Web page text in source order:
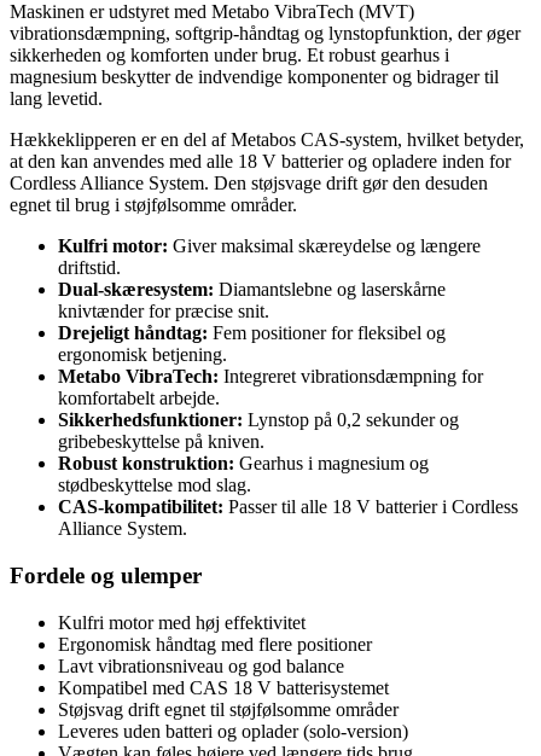
Maskinen er udstyret med Metabo VibraTech (MVT)
vibrationsdæmpning, softgrip-håndtag og lynstopfunktion, der øger
sikkerheden og komforten under brug. Et robust gearhus i
magnesium beskytter de indvendige komponenter og bidrager til
lang levetid.
Hækkeklipperen er en del af Metabos CAS-system, hvilket betyder,
at den kan anvendes med alle 18 V batterier og opladere inden for
Cordless Alliance System. Den støjsvage drift gør den desuden
egnet til brug i støjfølsomme områder.
Kulfri motor: Giver maksimal skæreydelse og længere
driftstid.
Dual-skæresystem: Diamantslebne og laserskårne
knivtænder for præcise snit.
Drejeligt håndtag: Fem positioner for fleksibel og
ergonomisk betjening.
Metabo VibraTech: Integreret vibrationsdæmpning for
komfortabelt arbejde.
Sikkerhedsfunktioner: Lynstop på 0,2 sekunder og
gribebeskyttelse på kniven.
Robust konstruktion: Gearhus i magnesium og
stødbeskyttelse mod slag.
CAS-kompatibilitet: Passer til alle 18 V batterier i Cordless
Alliance System.
Fordele og ulemper
Kulfri motor med høj effektivitet
Ergonomisk håndtag med flere positioner
Lavt vibrationsniveau og god balance
Kompatibel med CAS 18 V batterisystemet
Støjsvag drift egnet til støjfølsomme områder
Leveres uden batteri og oplader (solo-version)